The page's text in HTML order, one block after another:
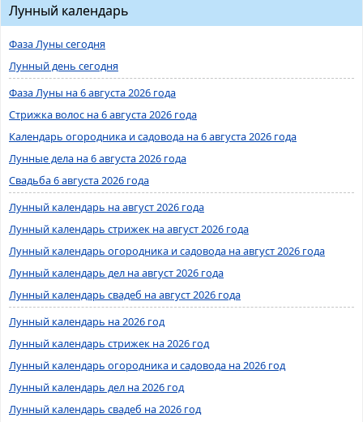
Лунный календарь
Фаза Луны сегодня
Лунный день сегодня
Фаза Луны на 6 августа 2026 года
Стрижка волос на 6 августа 2026 года
Календарь огородника и садовода на 6 августа 2026 года
Лунные дела на 6 августа 2026 года
Свадьба 6 августа 2026 года
Лунный календарь на август 2026 года
Лунный календарь стрижек на август 2026 года
Лунный календарь огородника и садовода на август 2026 года
Лунный календарь дел на август 2026 года
Лунный календарь свадеб на август 2026 года
Лунный календарь на 2026 год
Лунный календарь стрижек на 2026 год
Лунный календарь огородника и садовода на 2026 год
Лунный календарь дел на 2026 год
Лунный календарь свадеб на 2026 год